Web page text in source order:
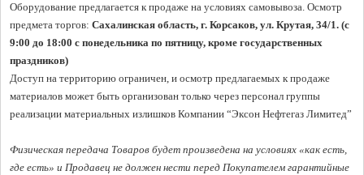
Оборудование предлагается к продаже на условиях самовывоза. Осмотр
предмета торгов: Сахалинская область, г. Корсаков, ул. Крутая, 34/1. (с
9:00 до 18:00 с понедельника по пятницу, кроме государственных
праздников)
Доступ на территорию ограничен, и осмотр предлагаемых к продаже
материалов может быть организован только через персонал группы
реализации материальных излишков Компании “Эксон Нефтегаз Лимитед”
Физическая передача Товаров будет произведена на условиях «как есть,
где есть» и Продавец не должен нести перед Покупателем гарантийные